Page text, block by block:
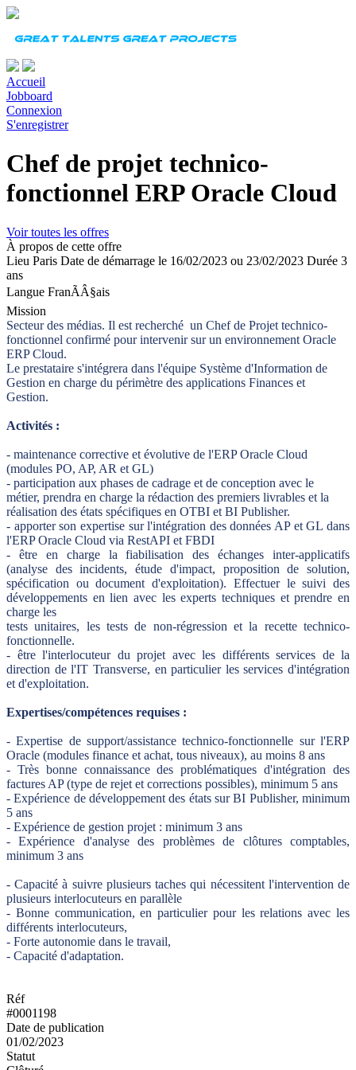
Accueil
Jobboard
Connexion
S'enregistrer
Chef de projet technico-
fonctionnel ERP Oracle Cloud
Voir toutes les offres
À propos de cette offre
Lieu Paris Date de démarrage le 16/02/2023 ou 23/02/2023 Durée 3
ans
Langue FranÃÂ§ais
Mission
Secteur des médias. Il est recherché un Chef de Projet technico-
fonctionnel confirmé pour intervenir sur un environnement Oracle
ERP Cloud.
Le prestataire s'intégrera dans l'équipe Système d'Information de
Gestion en charge du périmètre des applications Finances et
Gestion.
Activités :
- maintenance corrective et évolutive de l'ERP Oracle Cloud
(modules PO, AP, AR et GL)
- participation aux phases de cadrage et de conception avec le
métier, prendra en charge la rédaction des premiers livrables et la
réalisation des états spécifiques en OTBI et BI Publisher.
- apporter son expertise sur l'intégration des données AP et GL dans
l'ERP Oracle Cloud via RestAPI et FBDI
- être en charge la fiabilisation des échanges inter-applicatifs
(analyse des incidents, étude d'impact, proposition de solution,
spécification ou document d'exploitation). Effectuer le suivi des
développements en lien avec les experts techniques et prendre en
charge les
tests unitaires, les tests de non-régression et la recette technico-
fonctionnelle.
- être l'interlocuteur du projet avec les différents services de la
direction de l'IT Transverse, en particulier les services d'intégration
et d'exploitation.
Expertises/compétences requises :
- Expertise de support/assistance technico-fonctionnelle sur l'ERP
Oracle (modules finance et achat, tous niveaux), au moins 8 ans
- Très bonne connaissance des problématiques d'intégration des
factures AP (type de rejet et corrections possibles), minimum 5 ans
- Expérience de développement des états sur BI Publisher, minimum
5 ans
- Expérience de gestion projet : minimum 3 ans
- Expérience d'analyse des problèmes de clôtures comptables,
minimum 3 ans
- Capacité à suivre plusieurs taches qui nécessitent l'intervention de
plusieurs interlocuteurs en parallèle
- Bonne communication, en particulier pour les relations avec les
différents interlocuteurs,
- Forte autonomie dans le travail,
- Capacité d'adaptation.
Réf
#0001198
Date de publication
01/02/2023
Statut